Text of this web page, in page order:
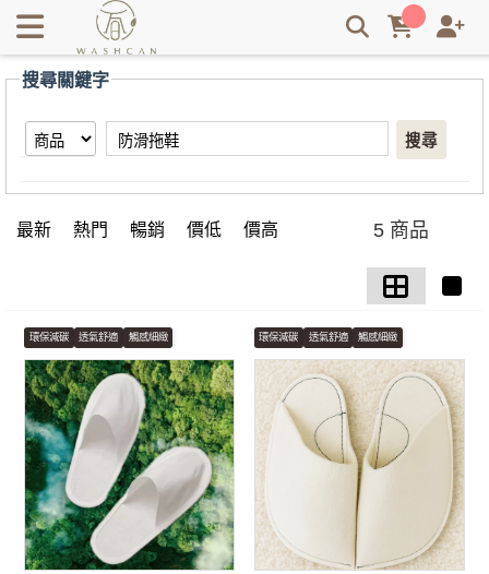
【防滑拖鞋】搜尋結果 | Washcan瓦士肯
搜尋關鍵字
搜尋
最新 熱門 暢銷 價低 價高 5 商品
環保減碳 透氣舒適 觸感細緻 環保減碳 透氣舒適 觸感細緻